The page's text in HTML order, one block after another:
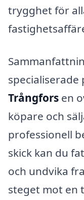
trygghet för
specialiserade
Trångfors en
köpare och
professionell
skick kan du
och undvika
steget mot en